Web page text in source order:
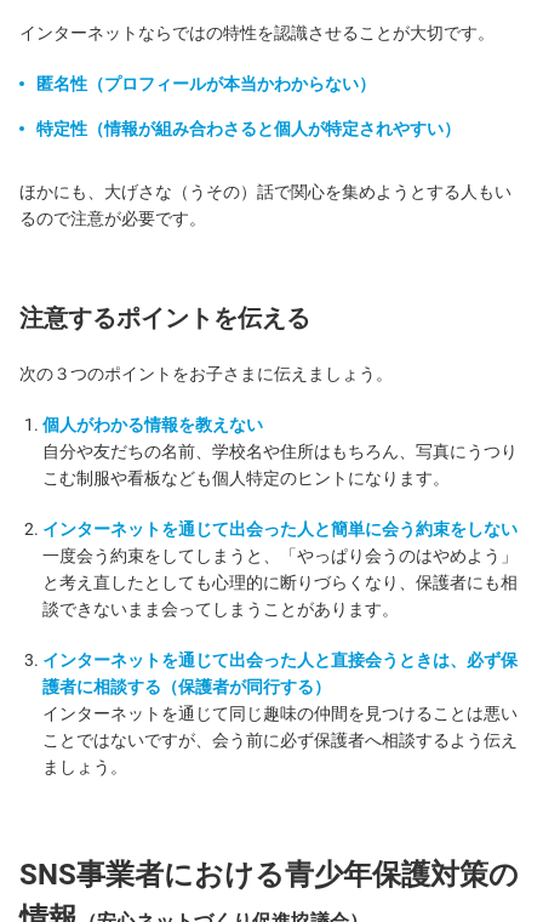
インターネットならではの特性を認識させることが大切です。
匿名性（プロフィールが本当かわからない）
特定性（情報が組み合わさると個人が特定されやすい）
ほかにも、大げさな（うその）話で関心を集めようとする人もい
るので注意が必要です。
注意するポイントを伝える
次の３つのポイントをお子さまに伝えましょう。
個人がわかる情報を教えない
自分や友だちの名前、学校名や住所はもちろん、写真にうつり
こむ制服や看板なども個人特定のヒントになります。
インターネットを通じて出会った人と簡単に会う約束をしない
一度会う約束をしてしまうと、「やっぱり会うのはやめよう」
と考え直したとしても心理的に断りづらくなり、保護者にも相
談できないまま会ってしまうことがあります。
インターネットを通じて出会った人と直接会うときは、必ず保
護者に相談する（保護者が同行する）
インターネットを通じて同じ趣味の仲間を見つけることは悪い
ことではないですが、会う前に必ず保護者へ相談するよう伝え
ましょう。
SNS事業者における青少年保護対策の